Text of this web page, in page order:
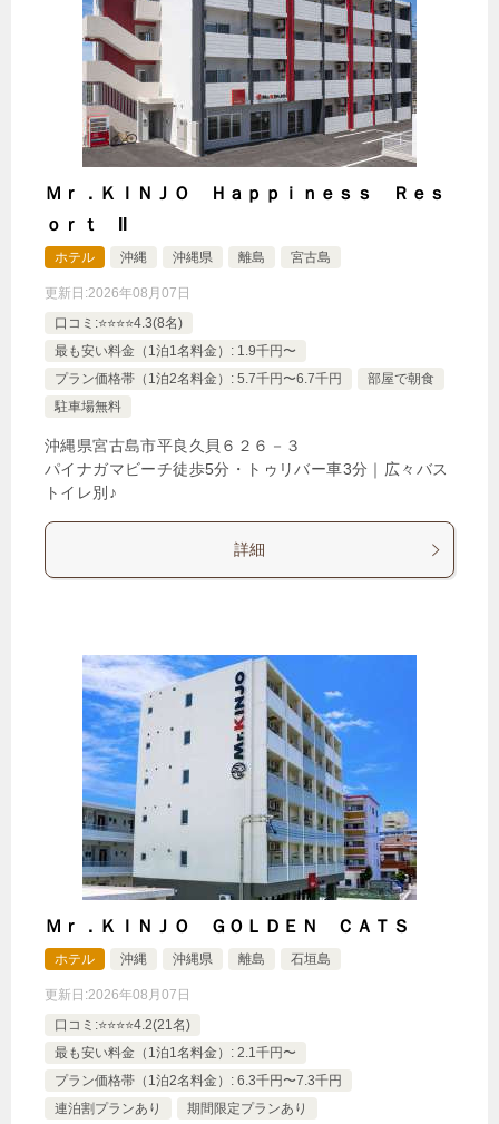
Ｍｒ．ＫＩＮＪＯ Ｈａｐｐｉｎｅｓｓ Ｒｅｓ
ｏｒｔ II
ホテル 沖縄 沖縄県 離島 宮古島
更新日:2026年08月07日
口コミ:⭐️⭐️⭐️⭐️4.3(8名)
最も安い料金（1泊1名料金）: 1.9千円〜
プラン価格帯（1泊2名料金）: 5.7千円〜6.7千円
部屋で朝食
駐車場無料
沖縄県宮古島市平良久貝６２６－３
パイナガマビーチ徒歩5分・トゥリバー車3分｜広々バス
トイレ別♪
詳細
Ｍｒ．ＫＩＮＪＯ ＧＯＬＤＥＮ ＣＡＴＳ
ホテル 沖縄 沖縄県 離島 石垣島
更新日:2026年08月07日
口コミ:⭐️⭐️⭐️⭐️4.2(21名)
最も安い料金（1泊1名料金）: 2.1千円〜
プラン価格帯（1泊2名料金）: 6.3千円〜7.3千円
連泊割プランあり
期間限定プランあり